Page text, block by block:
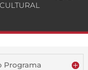
Programa